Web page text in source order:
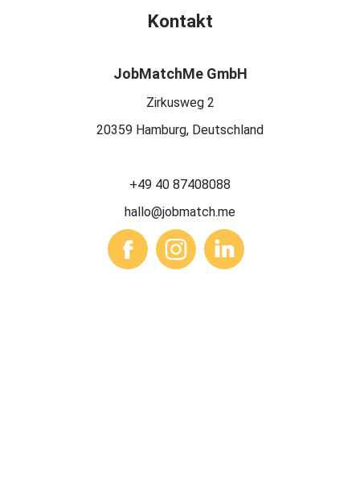
Kontakt
JobMatchMe GmbH
Zirkusweg 2
20359 Hamburg, Deutschland
+49 40 87408088
hallo@jobmatch.me